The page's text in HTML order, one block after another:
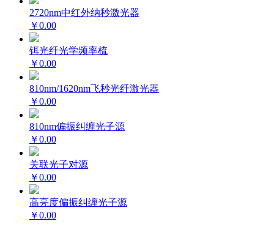
2720nm中红外纳秒激光器
￥0.00
铒光纤光学频率梳
￥0.00
810nm/1620nm飞秒光纤激光器
￥0.00
810nm偏振纠缠光子源
￥0.00
关联光子对源
￥0.00
高亮度偏振纠缠光子源
￥0.00